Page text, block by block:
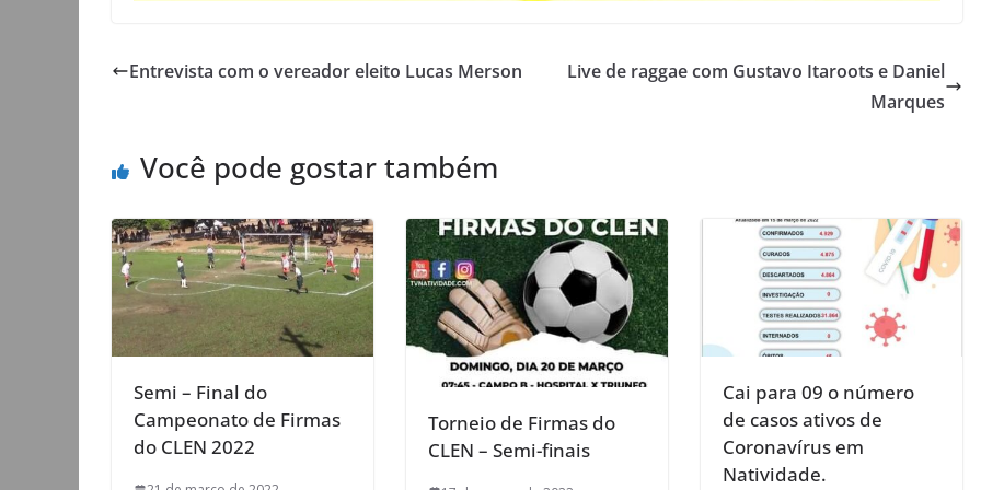
Entrevista com o vereador eleito Lucas Merson
Live de raggae com Gustavo Itaroots e Daniel
Marques
Você pode gostar também
Semi – Final do
Campeonato de Firmas
do CLEN 2022
Torneio de Firmas do
CLEN – Semi-finais
Cai para 09 o número
de casos ativos de
Coronavírus em
Natividade.